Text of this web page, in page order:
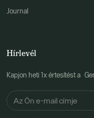
Journal
Hírlevél
Kapjon heti 1x értesítést a